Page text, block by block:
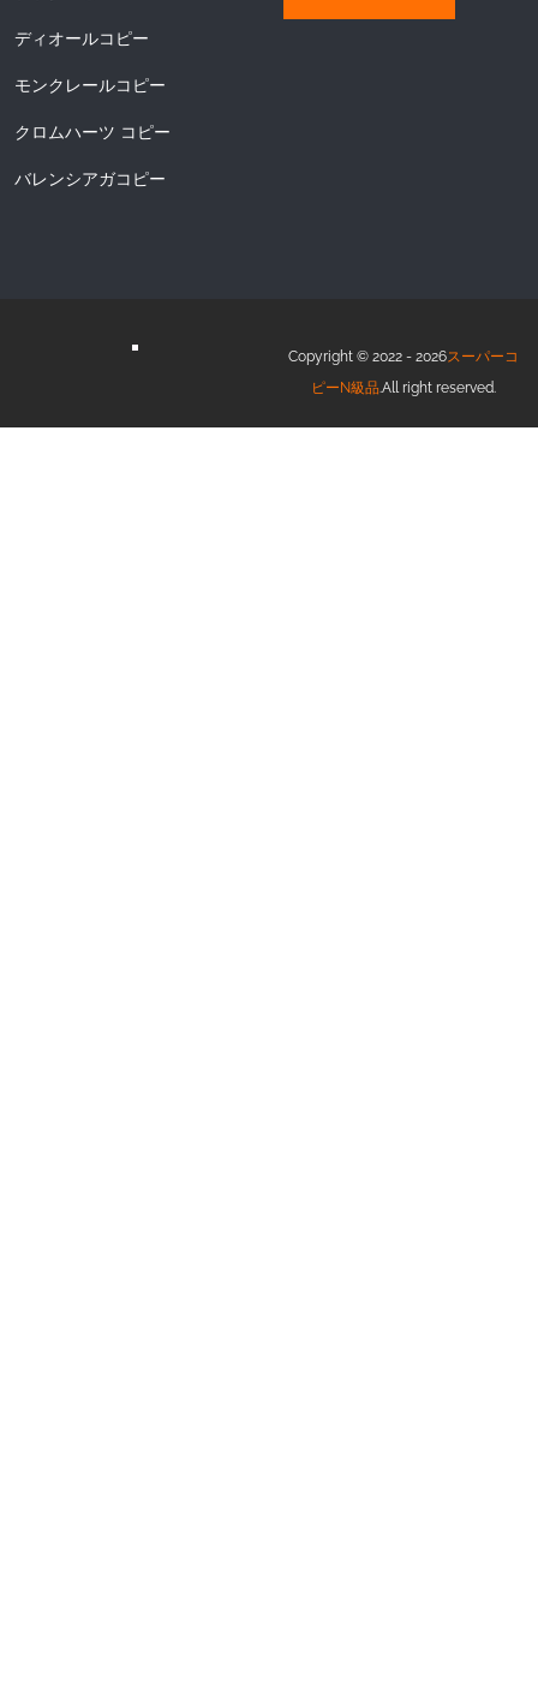
ディオールコピー
モンクレールコピー
クロムハーツ コピー
バレンシアガコピー
Copyright © 2022 - 2026スーパーコ
ピーN級品.All right reserved.